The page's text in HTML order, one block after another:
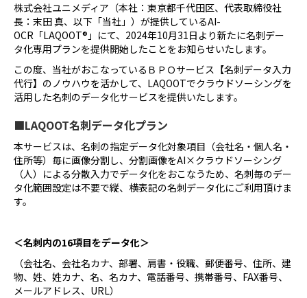
株式会社ユニメディア（本社：東京都千代田区、代表取締役社
長：末田 真、以下「当社」）が提供しているAI-
OCR「LAQOOT®」にて、2024年10月31日より新たに名刺デー
タ化専用プランを提供開始したことをお知らせいたします。
この度、当社がおこなっているＢＰＯサービス【名刺データ入力
代行】のノウハウを活かして、LAQOOTでクラウドソーシングを
活用した名刺のデータ化サービスを提供いたします。
■LAQOOT名刺データ化プラン
本サービスは、名刺の指定データ化対象項目（会社名・個人名・
住所等）毎に画像分割し、分割画像をAI×クラウドソーシング
（人）による分散入力でデータ化をおこなうため、名刺毎のデー
タ化範囲設定は不要で縦、横表記の名刺データ化にご利用頂けま
す。
＜名刺内の16項目をデータ化＞
（会社名、会社名カナ、部署、肩書・役職、郵便番号、住所、建
物、姓、姓カナ、名、名カナ、電話番号、携帯番号、FAX番号、
メールアドレス、URL）